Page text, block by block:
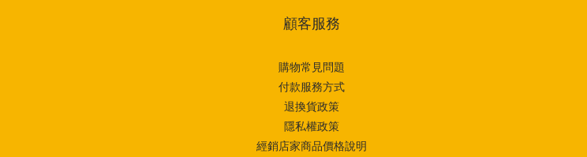
顧客服務
購物常見問題
付款服務方式
退換貨政策
隱私權政策
經銷店家商品價格說明